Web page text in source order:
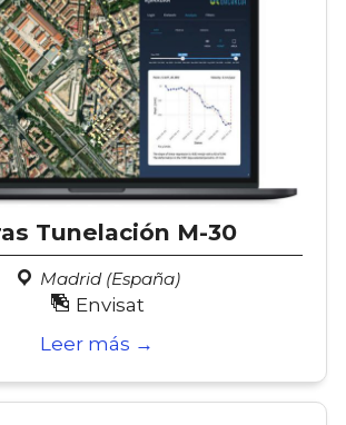
Tunelación M-30
Madrid (España)
Envisat
Leer más →